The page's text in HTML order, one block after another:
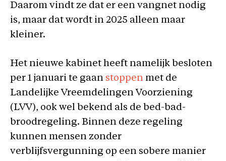
Daarom vindt ze dat er een vangnet nodig
is, maar dat wordt in 2025 alleen maar
kleiner.
Het nieuwe kabinet heeft namelijk besloten
per 1 januari te gaan stoppen met de
Landelijke Vreemdelingen Voorziening
(LVV), ook wel bekend als de bed-bad-
broodregeling. Binnen deze regeling
kunnen mensen zonder
verblijfsvergunning op een sobere manier